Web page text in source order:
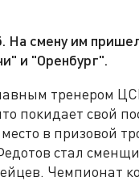
На смену им
и "Оренбург".
тренером
покидает свой
в призовой
стал
Чемпионат